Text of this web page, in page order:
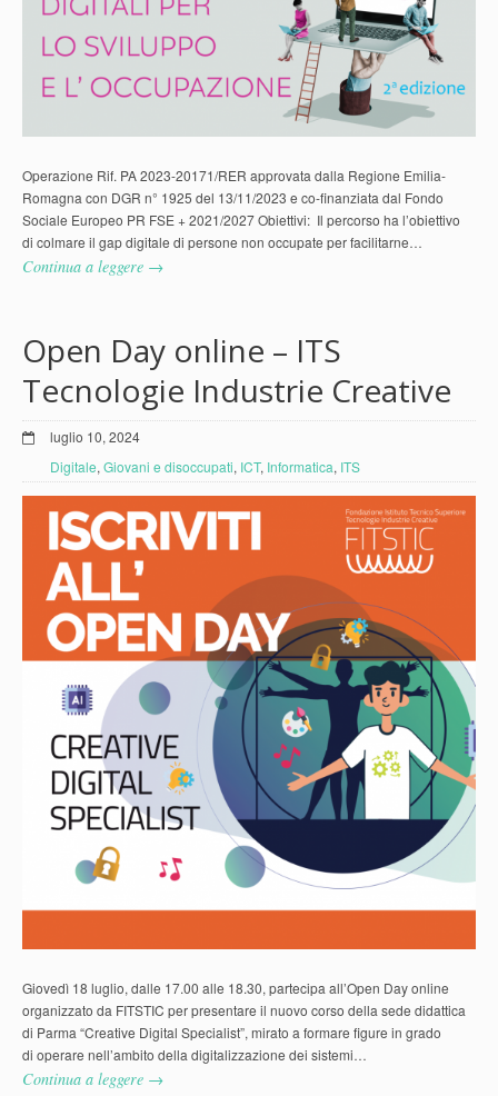
Operazione Rif. PA 2023-20171/RER approvata dalla Regione Emilia-
Romagna con DGR n° 1925 del 13/11/2023 e co-finanziata dal Fondo
Sociale Europeo PR FSE + 2021/2027 Obiettivi: Il percorso ha l’obiettivo
di colmare il gap digitale di persone non occupate per facilitarne…
Continua a leggere →
Open Day online – ITS
Tecnologie Industrie Creative
luglio 10, 2024
Digitale, Giovani e disoccupati, ICT, Informatica, ITS
Giovedì 18 luglio, dalle 17.00 alle 18.30, partecipa all’Open Day online
organizzato da FITSTIC per presentare il nuovo corso della sede didattica
di Parma “Creative Digital Specialist”, mirato a formare figure in grado
di operare nell’ambito della digitalizzazione dei sistemi…
Continua a leggere →